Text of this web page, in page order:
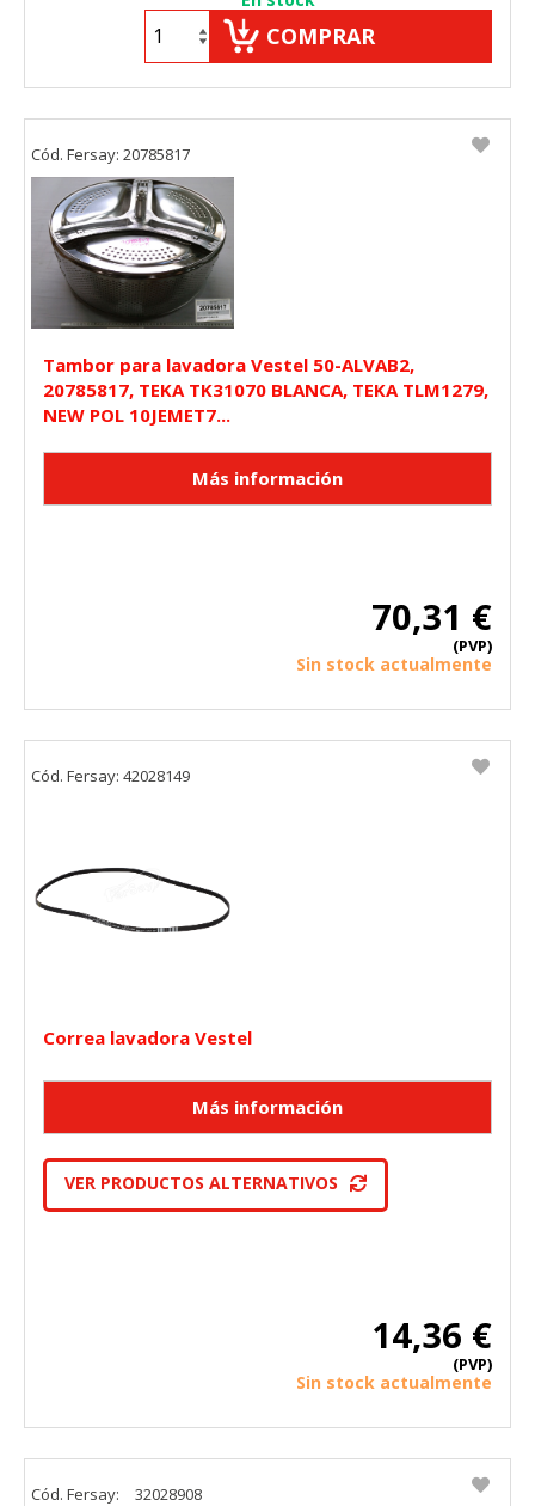
COMPRAR
Tambor para lavadora Vestel 50-ALVAB2,
20785817, TEKA TK31070 BLANCA, TEKA TLM1279,
NEW POL 10JEMET7...
70,31 €
(PVP)
Sin stock actualmente
Cód. Fersay: 20785817
Correa lavadora Vestel
VER PRODUCTOS ALTERNATIVOS
14,36 €
(PVP)
Sin stock actualmente
Cód. Fersay: 42028149
Cód. Fersay:
32028908